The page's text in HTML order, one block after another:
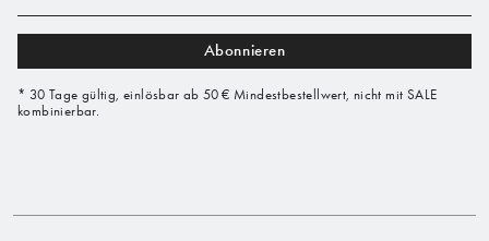
Abonnieren
* 30 Tage gültig, einlösbar ab 50 € Mindestbestellwert, nicht mit SALE
kombinierbar.